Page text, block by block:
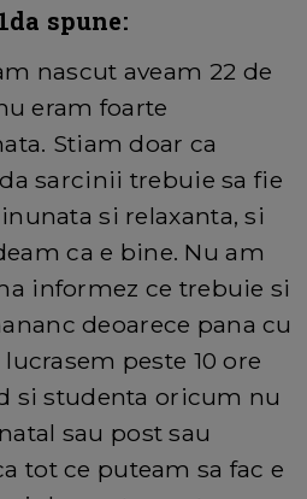
spune:
nascut aveam 22 de
eram foarte
Stiam doar ca
sarcinii trebuie sa fie
si relaxanta, si
ca e bine. Nu am
informez ce trebuie si
deoarece pana cu
peste 10 ore
si studenta oricum nu
sau post sau
tot ce puteam sa fac e